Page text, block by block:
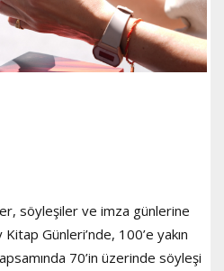
söyleşiler ve imza günlerine
Günleri’nde, 100’e yakın
70’in üzerinde söyleşi